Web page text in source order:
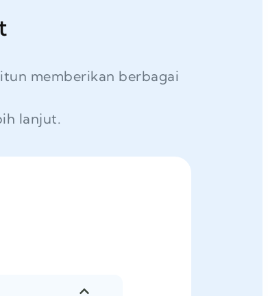
memberikan berbagai
lanjut.